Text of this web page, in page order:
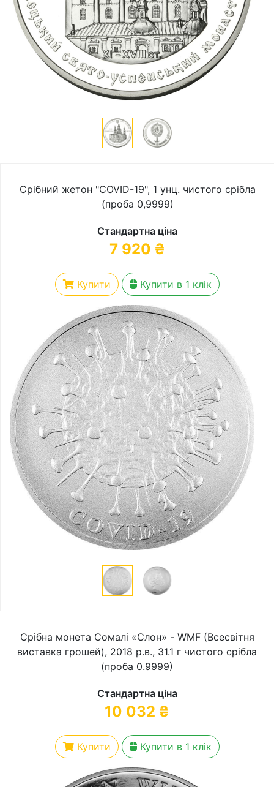
Срібний жетон "COVID-19", 1 унц. чистого срібла
(проба 0,9999)
Стандартна ціна
7 920 ₴
Купити Купити в 1 клік
Срібна монета Сомалі «Слон» - WMF (Всесвітня
виставка грошей), 2018 р.в., 31.1 г чистого срібла
(проба 0.9999)
Стандартна ціна
10 032 ₴
Купити Купити в 1 клік